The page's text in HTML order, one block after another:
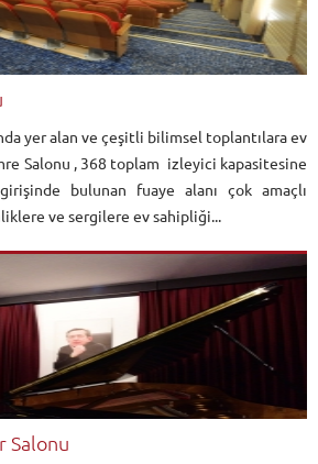
yer alan ve çeşitli bilimsel toplantılara ev
Salonu , 368 toplam izleyici kapasitesine
bulunan fuaye alanı çok amaçlı
ve sergilere ev sahipliği...
Salonu